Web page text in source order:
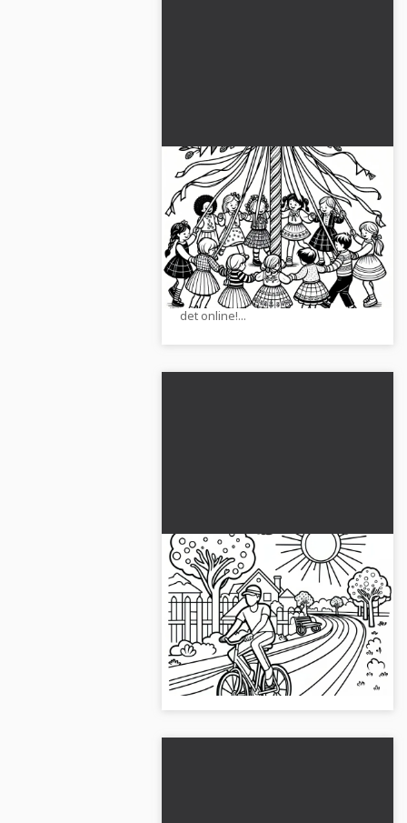
Mennesker fejrer
majstangsfest i maj:
Malebog til download
(Gratis)
Mennesker fejrer
majstangenfestet i maj på en
detaljeret malebogstegning.
Download billedet gratis eller mal
det online!...
Cyklisten kører gennem en
solrig allé i maj: Malebog til
gratis download
En cyklist i en solrig maj-alle kan
downloades gratis som en
malebog eller males online. Perfekt
til udskrivning. Få det nu!...